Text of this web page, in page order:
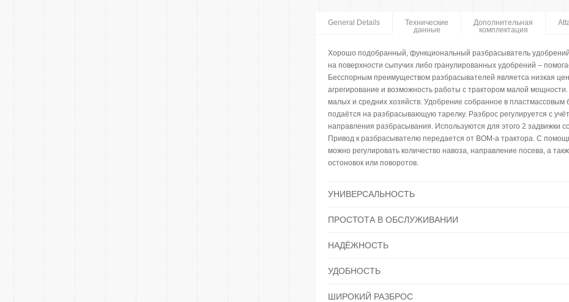
General Details
Технические
данные
Дополнительная
комплектация
Хорошо подобранный, функциональный pазбрасыватель
на поверхности сыпучих либо гранулированных удобрений –
Бесспорным преимуществом pазбрасывателей являетса низкая
агрегирование и возможность рaботы с трактором малой
малых и средних хозяйств. Удобрение собранное в пластмассовым
подаётся на разбрасывающую тарелку. Разброс регулируется с
направления разбрасывания. Используются для этого 2 задвижки
Привод к рaзбрасывателю передается от ВОМ-а трактора. С
можно регулировать количество навоза, направление посева, а
остоновок или поворотов.
УНИВЕРСАЛЬНОСТЬ
ПРОСТОТА В ОБСЛУЖИВАНИИ
НАДЁЖНОСТЬ
УДОБНОСТЬ
ШИРОКИЙ РАЗБРОС